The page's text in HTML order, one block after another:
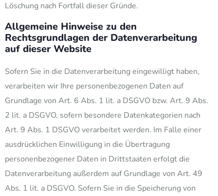
Löschung nach Fortfall dieser Gründe.
Allgemeine Hinweise zu den
Rechtsgrundlagen der Datenverarbeitung
auf dieser Website
Sofern Sie in die Datenverarbeitung eingewilligt haben,
verarbeiten wir Ihre personenbezogenen Daten auf
Grundlage von Art. 6 Abs. 1 lit. a DSGVO bzw. Art. 9 Abs.
2 lit. a DSGVO, sofern besondere Datenkategorien nach
Art. 9 Abs. 1 DSGVO verarbeitet werden. Im Falle einer
ausdrücklichen Einwilligung in die Übertragung
personenbezogener Daten in Drittstaaten erfolgt die
Datenverarbeitung außerdem auf Grundlage von Art. 49
Abs. 1 lit. a DSGVO. Sofern Sie in die Speicherung von